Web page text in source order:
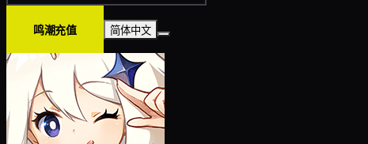
鸣潮充值 简体中文